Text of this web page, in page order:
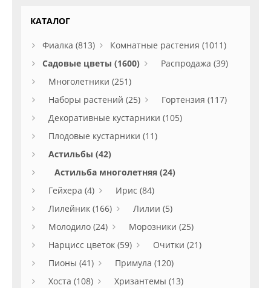
КАТАЛОГ
Фиалка (813)
Комнатные растения (1011)
Садовые цветы (1600)
Распродажа (39)
Многолетники (251)
Наборы растений (25)
Гортензия (117)
Декоративные кустарники (105)
Плодовые кустарники (11)
Астильбы (42)
Астильба многолетняя (24)
Гейхера (4)
Ирис (84)
Лилейник (166)
Лилии (5)
Молодило (24)
Морозники (25)
Нарцисс цветок (59)
Очитки (21)
Пионы (41)
Примула (120)
Хоста (108)
Хризантемы (13)